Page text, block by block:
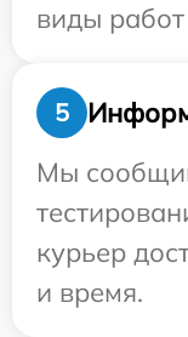
виды
5
Мы
курьер
и время.